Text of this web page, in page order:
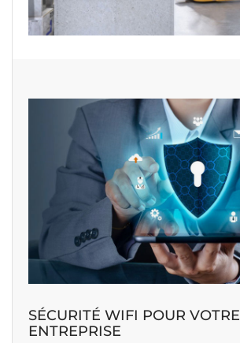
SÉCURITÉ WIFI POUR VOTRE
ENTREPRISE